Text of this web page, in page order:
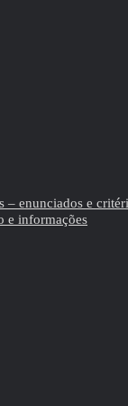
– enunciados e
e informações